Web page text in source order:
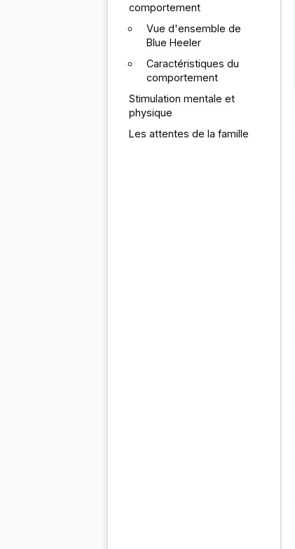
comportement
Vue d'ensemble de
Blue Heeler
Caractéristiques du
comportement
Stimulation mentale et
physique
Les attentes de la famille